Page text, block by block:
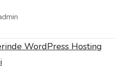
WordPress Hosting